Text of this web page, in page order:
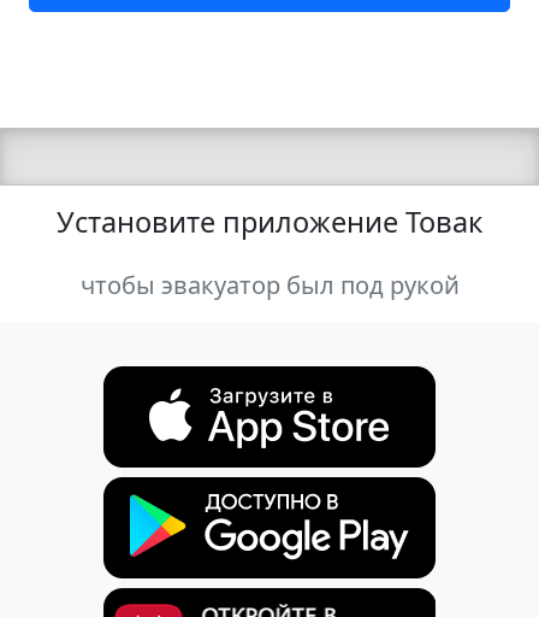
Установите приложение Товак
чтобы эвакуатор был под рукой